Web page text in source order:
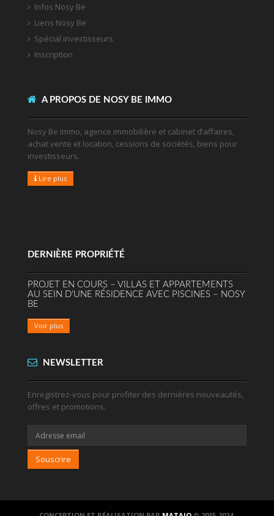
Infos Nosy Be
Liens Nosy Be
Spécial investisseurs
Inscription
A PROPOS DE NOSY BE IMMO
Nosy Be Immo, agence immobilière et cabinet d’affaires,
achat vente et location, cessions de sociétés, biens pour
investisseurs.
Lire plus
DERNIÈRE PROPRIÉTÉ
PROJET EN COURS – VILLAS ET APPARTEMENTS
AU SEIN D'UNE RÉSIDENCE AVEC PISCINES – NOSY
BE
Voir plus
NEWSLETTER
Enregistrez-vous pour profiter des dernières nouveautés,
offres et promotions.
Souscrire